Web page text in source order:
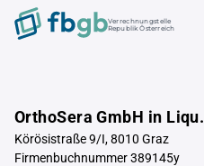
Verrechnungstelle
Republik Österreich
OrthoSera GmbH in Liqu.
Körösistraße 9/I, 8010 Graz
Firmenbuchnummer 389145y